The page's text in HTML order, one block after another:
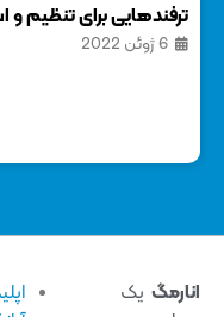
ترفندهایی برای تنظیم و
یک